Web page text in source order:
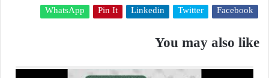
Facebook
Twitter
Linkedin
Pin It
WhatsApp
You may also like